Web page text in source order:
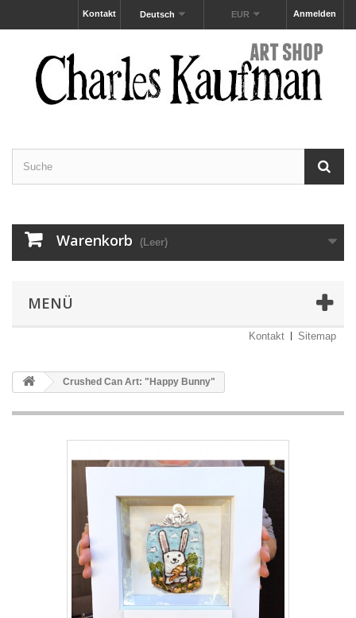
Anmelden
EUR
Deutsch
Kontakt
Warenkorb (Leer)
MENÜ
Kontakt Sitemap
Crushed Can Art: "Happy Bunny"